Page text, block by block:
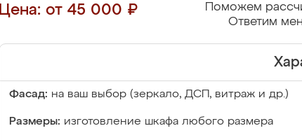
Цена: от 45 000 ₽
Поможем
Ответим
Фасад: на ваш выбор (зеркало, ДСП, витраж и др.)
Размеры: изготовление шкафа любого размера